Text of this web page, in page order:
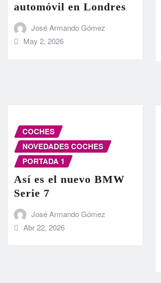
automóvil en Londres
José Armando Gómez
May 2, 2026
COCHES
NOVEDADES COCHES
PORTADA 1
Así es el nuevo BMW
Serie 7
José Armando Gómez
Abr 22, 2026